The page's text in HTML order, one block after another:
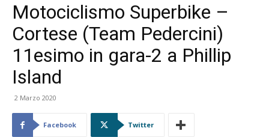
Motociclismo Superbike –
Cortese (Team Pedercini)
11esimo in gara-2 a Phillip
Island
2 Marzo 2020
Facebook Twitter